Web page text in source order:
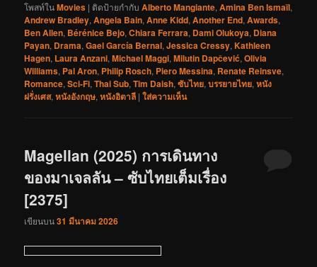
โพสท์ในMovies | ติดป้ายกำกับ Alberto Mangiante,Amina Ben Ismaïl,
Andrew Bradley,Angela Bain,Anne Kidd,Another End,Awards,
Ben Allen, Bérénice Bejo,Chiara Ferrara, Dami Olukoya, Diana
Payan, Drama,Gael García Bernal,Jessica Cressy,Kathleen
Hagen, Laura Anzani,Michael Maggi,Milutin Dapčević,Olivia
Williams, Pal Aron, Philip Rosch, Piero Messina, Renate Reinsve,
Romance,Sci-Fi,Thai Sub,Tim Daish,ซับไทย,บรรยายไทย,หนัง
ฝรั่งเศส,หนังอังกฤษ,หนังอิตาลี |ใส่ความเห็น
Magellan (2025) การเดินทาง
ของมาเจลลัน – ซับไทยเต็มเรื่อง
[2375]
เขียนบน31 มีนาคม 2026